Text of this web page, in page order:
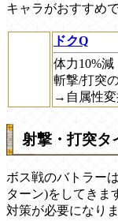
キャラがおすすめで
ドクQ
体力10%減
斬撃/打突
→自属性変
射撃・打突タ
ボス戦のバトラー
ターン)をしてきま
対策が必要になりま